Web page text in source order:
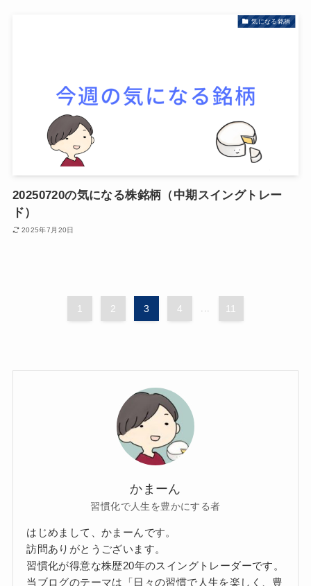
気になる銘柄
20250720の気になる株銘柄（中期スイングトレー
ド）
2025年7月20日
1 2 3 4 ... 11
かまーん
習慣化で人生を豊かにする者
はじめまして、かまーんです。
訪問ありがとうございます。
習慣化が得意な株歴20年のスイングトレーダーです。
当ブログのテーマは「日々の習慣で人生を楽しく、豊